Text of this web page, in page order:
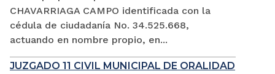
CHAVARRIAGA CAMPO identificada con la
cédula de ciudadanía No. 34.525.668,
actuando en nombre propio, en...
JUZGADO 11 CIVIL MUNICIPAL DE ORALIDAD